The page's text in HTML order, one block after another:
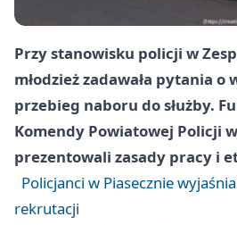
Przy stanowisku policji w
młodzież zadawała pytania o
przebieg naboru do służby.
Komendy Powiatowej Policji
prezentowali zasady pracy i
Policjanci w Piasecznie
rekrutacji